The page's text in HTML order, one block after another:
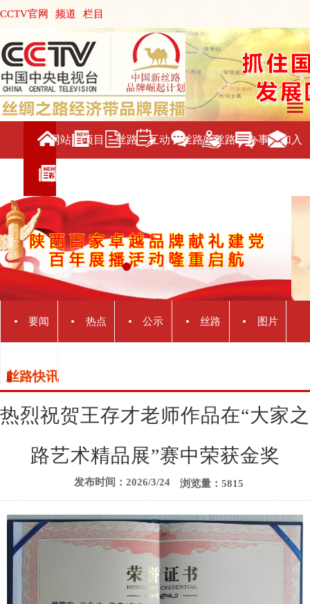
CCTV官网 频道 栏目
主持人 节目单
央视影音 | 中国搜索
网站
首页
项目 丝路 互动 丝路 丝路 办事 加入
要闻 热点 公示 丝路 图片
丝路
丝路快讯
热烈祝贺王存才老师作品在“大家之
路艺术精品展”赛中荣获金奖
发布时间：2026/3/24 浏览量：5815